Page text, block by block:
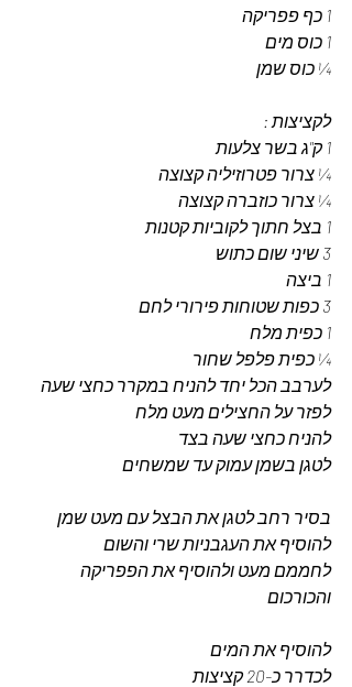
1 כף פפריקה
1 כוס מים
¼ כוס שמן
לקציצות :
1 ק"ג בשר צלעות
¼ צרור פטרוזיליה קצוצה
¼ צרור כוזברה קצוצה
1 בצל חתוך לקוביות קטנות
3 שיני שום כתוש
1 ביצה
3 כפות שטוחות פירורי לחם
1 כפית מלח
¼ כפית פלפל שחור
לערבב הכל יחד להניח במקרר כחצי שעה
לפזר על החצילים מעט מלח
להניח כחצי שעה בצד
לטגן בשמן עמוק עד שמשחים
בסיר רחב לטגן את הבצל עם מעט שמן
להוסיף את העגבניות שרי והשום
לחממם מעט ולהוסיף את הפפריקה
והכורכום
להוסיף את המים
לכדרר כ-20 קציצות